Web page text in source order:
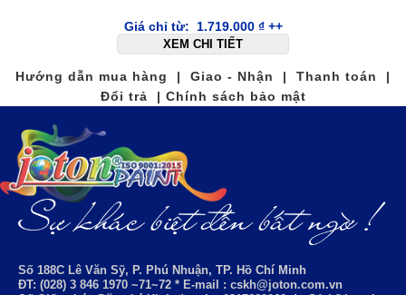
Giá chỉ từ: 1.719.000 ₫++
XEM CHI TIẾT
Hướng dẫn mua hàng | Giao - Nhận | Thanh toán |
Đổi trả | Chính sách bảo mật
Số 188C Lê Văn Sỹ, P. Phú Nhuận, TP. Hồ Chí Minh
ĐT: (028) 3 846 1970 ~71~72 * E-mail : cskh@joton.com.vn